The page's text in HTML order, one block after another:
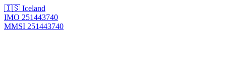
🇮🇸 Iceland
IMO 251443740
MMSI 251443740